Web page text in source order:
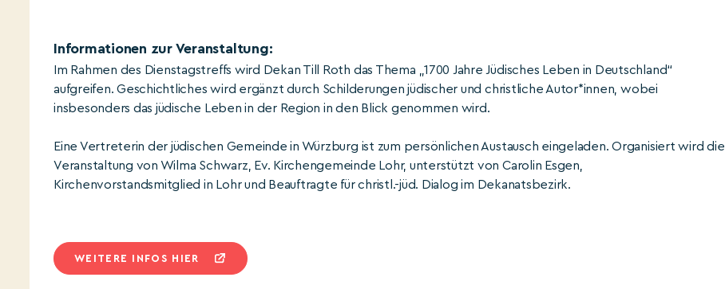
Informationen zur Veranstaltung:
Im Rahmen des Dienstagstreffs wird Dekan Till Roth das Thema „1700 Jahre Jüdisches Leben in Deutschland“
aufgreifen. Geschichtliches wird ergänzt durch Schilderungen jüdischer und christliche Autor*innen, wobei
insbesonders das jüdische Leben in der Region in den Blick genommen wird.
Eine Vertreterin der jüdischen Gemeinde in Würzburg ist zum persönlichen Austausch eingeladen. Organisiert wird die
Veranstaltung von Wilma Schwarz, Ev. Kirchengemeinde Lohr, unterstützt von Carolin Esgen,
Kirchenvorstandsmitglied in Lohr und Beauftragte für christl.-jüd. Dialog im Dekanatsbezirk.
WEITERE INFOS HIER